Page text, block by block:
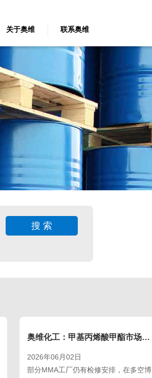
关于奥维 联系奥维
奥维化工：甲基丙烯酸甲酯市场博弈持续，观望氛围再起
2026年06月02日
部分MMA工厂仍有检修安排，在多空博